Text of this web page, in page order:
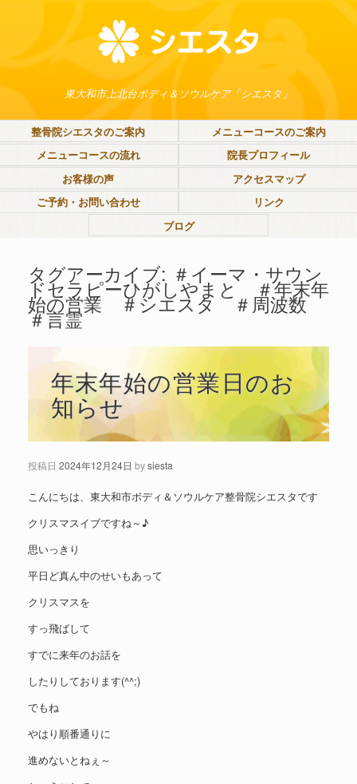
東大和市上北台ボディ＆ソウルケア「シエスタ」
整骨院シエスタのご案内
メニューコースのご案内
メニューコースの流れ
院長プロフィール
お客様の声
アクセスマップ
ご予約・お問い合わせ
リンク
ブログ
タグアーカイブ: ＃イーマ・サウン
ドセラピーひがしやまと ＃年末年
始の営業 ＃シエスタ ＃周波数
＃言霊
年末年始の営業日のお
知らせ
投稿日 2024年12月24日 bysiesta
こんにちは、東大和市ボディ＆ソウルケア整骨院シエスタです
クリスマスイブですね～♪
思いっきり
平日ど真ん中のせいもあって
クリスマスを
すっ飛ばして
すでに来年のお話を
したりしております(^^;)
でもね
やはり順番通りに
進めないとねぇ～